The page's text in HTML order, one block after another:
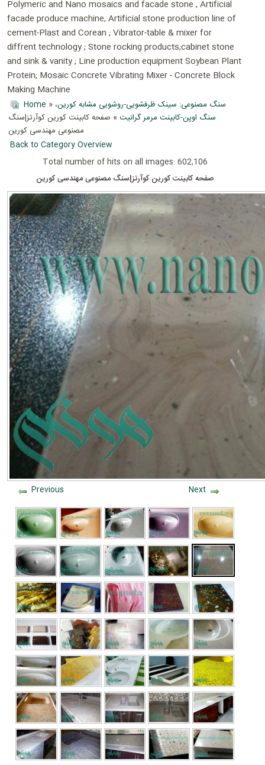
Polymeric and Nano mosaics and facade stone , Artificial
facade produce machine, Artificial stone production line of
cement-Plast and Corean ; Vibrator-table & mixer for
diffrent technology ; Stone rocking products;cabinet stone
and sink & vanity ; Line production equipment Soybean Plant
Protein; Mosaic Concrete Vibrating Mixer - Concrete Block
Making Machine
Home » سنگ مصنوعی: سینک ظرفشویی-روشویی مشابه کورین،
سنگ اوپن-کابینت مرمر گرانیت» صفحه کابینت کورین کوآرتز|سنگ
مصنوعی مهندسی کورین
Back to Category Overview
Total number of hits on all images: 602,106
صفحه کابینت کورین کوآرتز|سنگ مصنوعی مهندسی کورین
Previous Next